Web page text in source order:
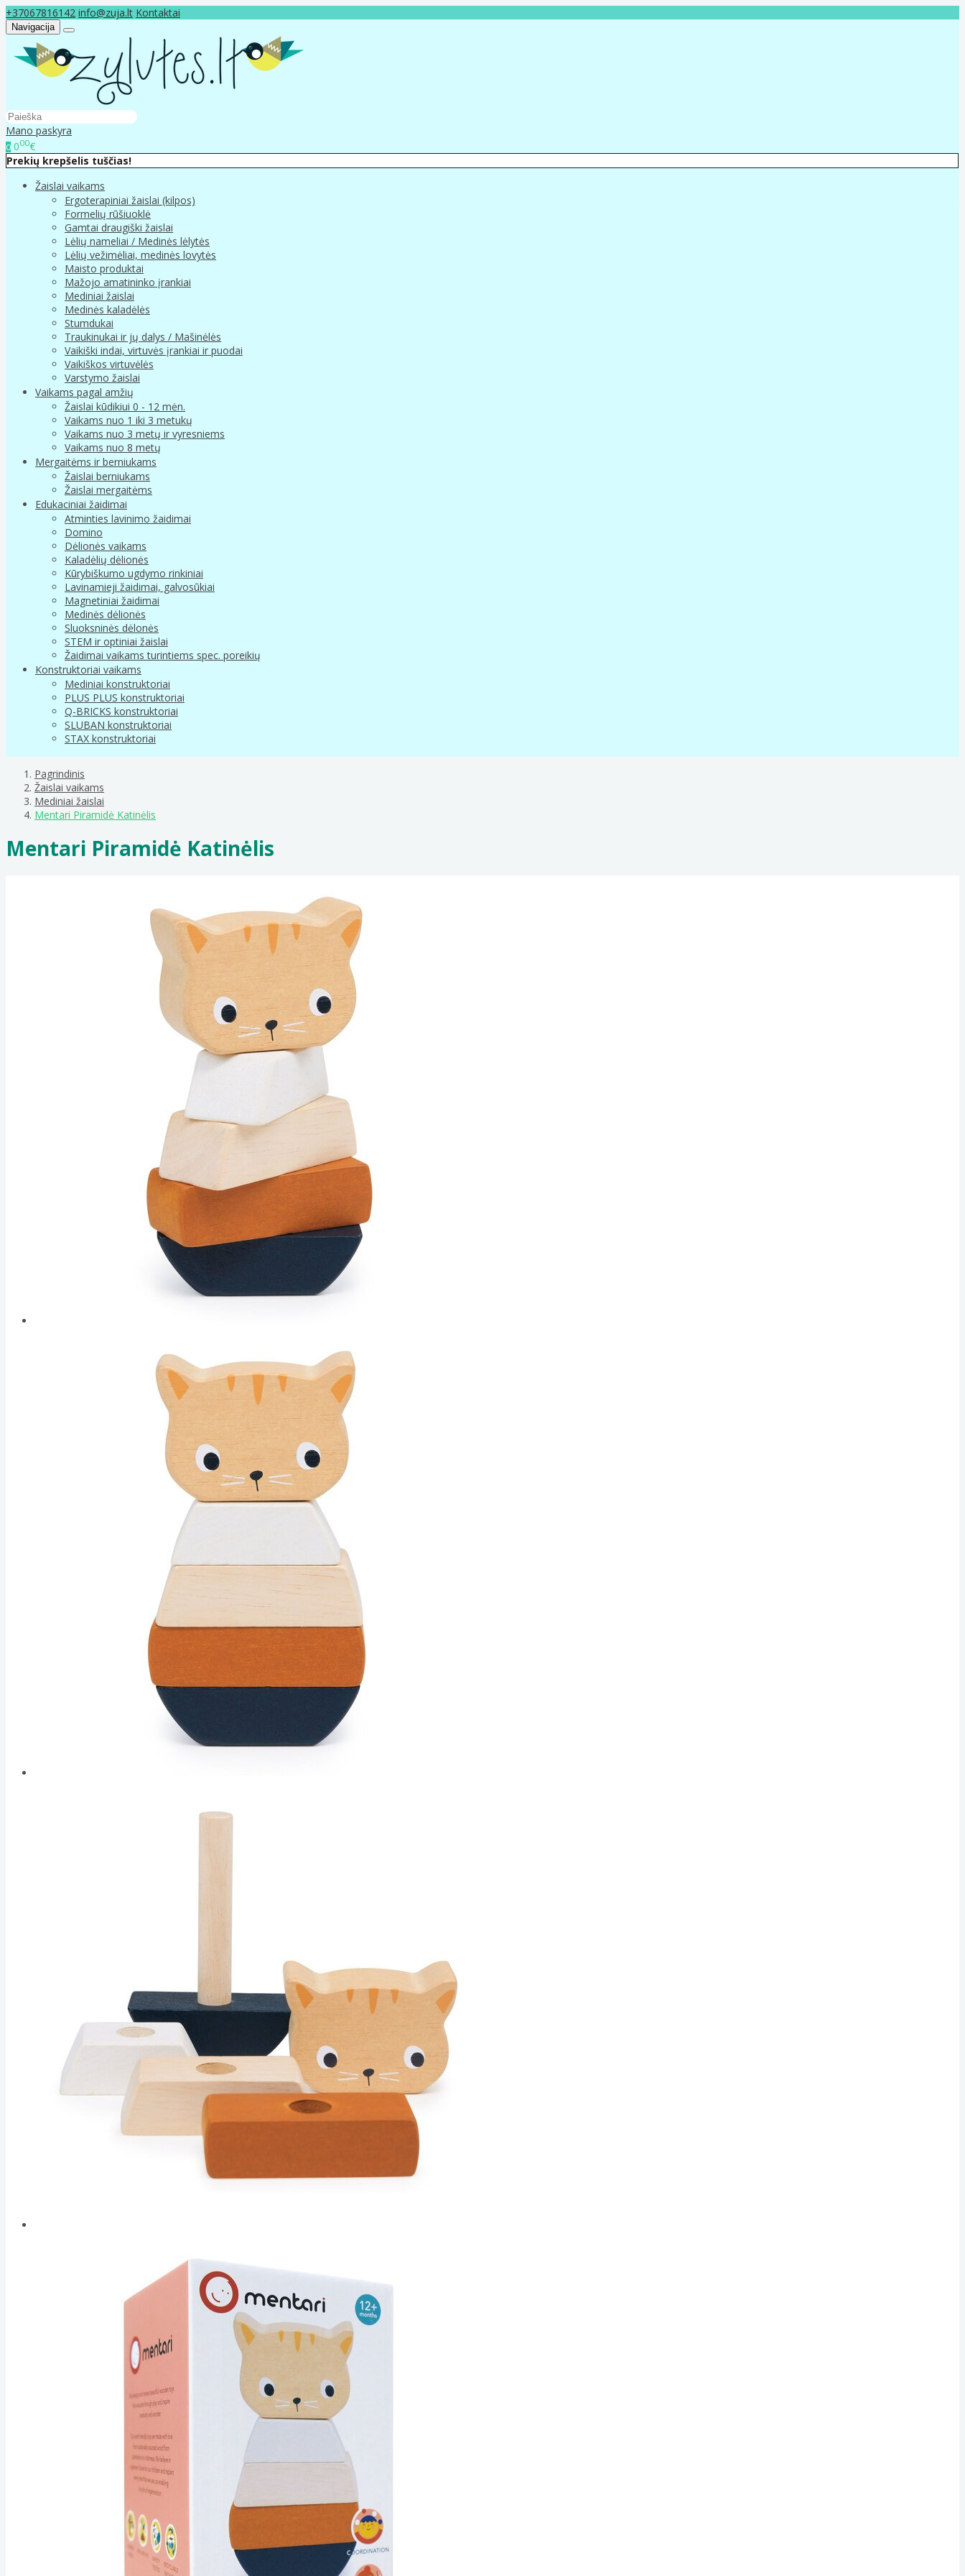
+37067816142 info@zuja.lt Kontaktai
Navigacija
Mano paskyra
0 000€
Prekių krepšelis tuščias!
Žaislai vaikams
Ergoterapiniai žaislai (kilpos)
Formelių rūšiuoklė
Gamtai draugiški žaislai
Lėlių nameliai / Medinės lėlytės
Lėlių vežimėliai, medinės lovytės
Maisto produktai
Mažojo amatininko įrankiai
Mediniai žaislai
Medinės kaladėlės
Stumdukai
Traukinukai ir jų dalys / Mašinėlės
Vaikiški indai, virtuvės įrankiai ir puodai
Vaikiškos virtuvėlės
Varstymo žaislai
Vaikams pagal amžių
Žaislai kūdikiui 0 - 12 mėn.
Vaikams nuo 1 iki 3 metukų
Vaikams nuo 3 metų ir vyresniems
Vaikams nuo 8 metų
Mergaitėms ir berniukams
Žaislai berniukams
Žaislai mergaitėms
Edukaciniai žaidimai
Atminties lavinimo žaidimai
Domino
Dėlionės vaikams
Kaladėlių dėlionės
Kūrybiškumo ugdymo rinkiniai
Lavinamieji žaidimai, galvosūkiai
Magnetiniai žaidimai
Medinės dėlionės
Sluoksninės dėlonės
STEM ir optiniai žaislai
Žaidimai vaikams turintiems spec. poreikių
Konstruktoriai vaikams
Mediniai konstruktoriai
PLUS PLUS konstruktoriai
Q-BRICKS konstruktoriai
SLUBAN konstruktoriai
STAX konstruktoriai
Pagrindinis
Žaislai vaikams
Mediniai žaislai
Mentari Piramidė Katinėlis
Mentari Piramidė Katinėlis